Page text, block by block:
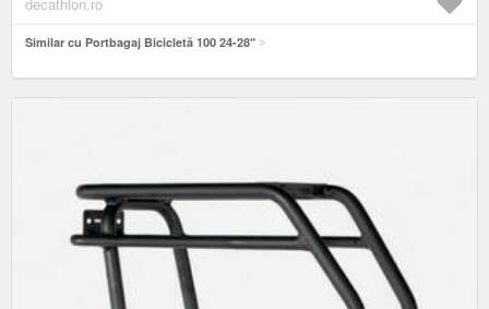
Similar cu Portbagaj Bicicletă 100 24-28"